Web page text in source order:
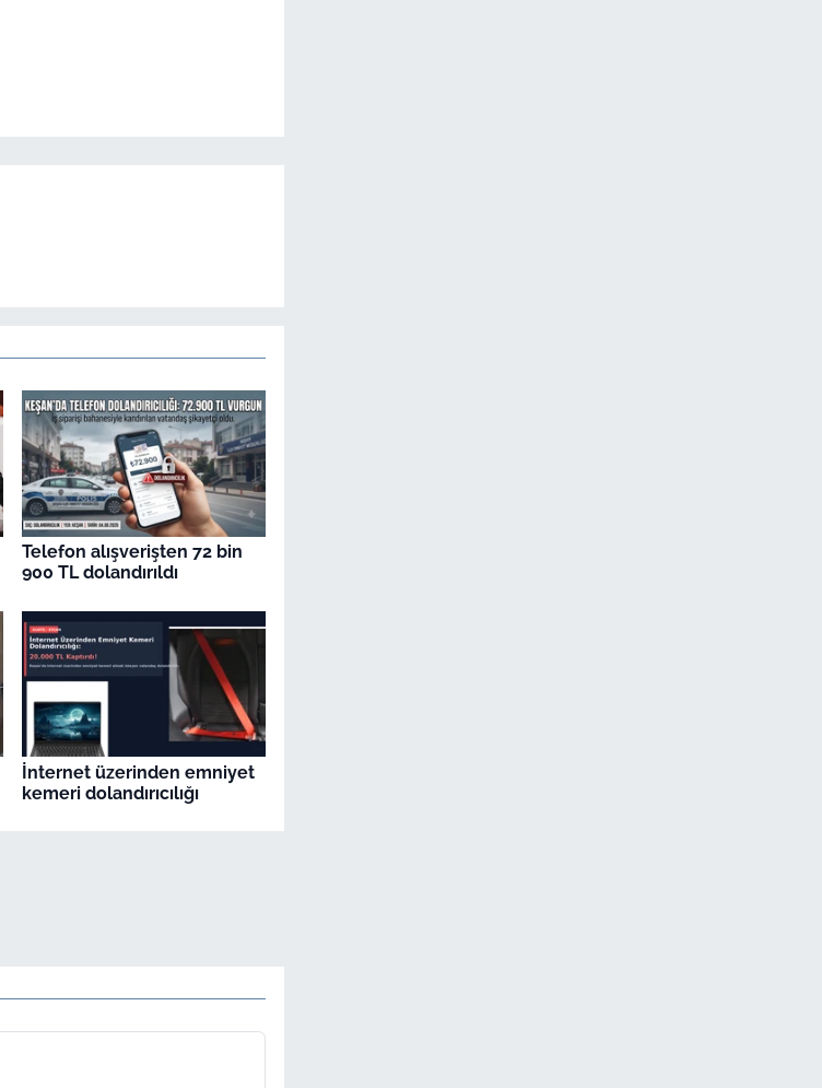
Telefon alışverişten 72 bin
900 TL dolandırıldı
İnternet üzerinden emniyet
kemeri dolandırıcılığı